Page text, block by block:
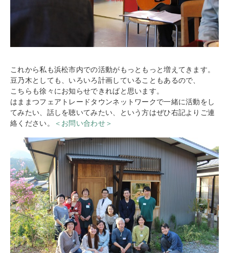
これから私も浜松市内での活動がもっともっと増えてきます。
豆乃木としても、いろいろ計画していることもあるので、
こちらも徐々にお知らせできればと思います。
はままつフェアトレードタウンネットワークで一緒に活動をし
てみたい、話しを聴いてみたい、という方はぜひ右記よりご連
絡ください。
＜お問い合わせ＞